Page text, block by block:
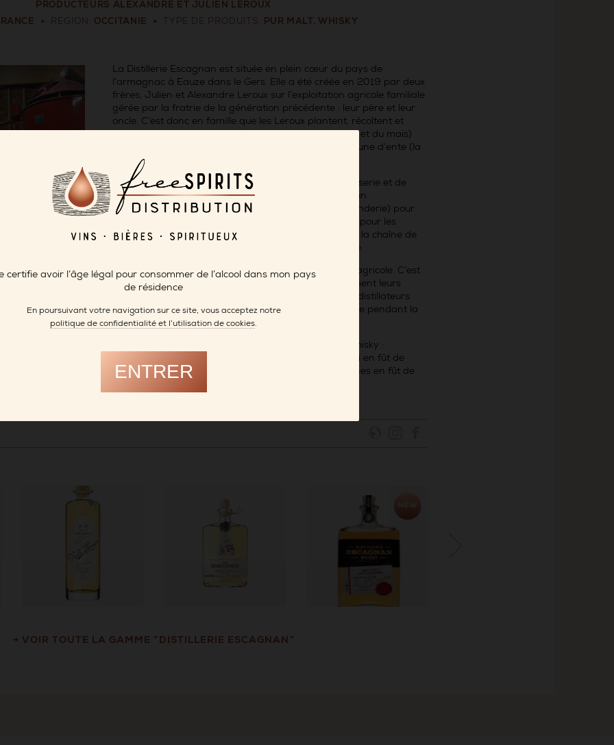
PRODUCTEURS ALEXANDRE ET JULIEN LEROUX
RÉGION OCCITANIE TYPE DE PRODUITS PUR MALT, WHISKY
La Distillerie Escagnan est située en plein cœur du pays de
l’armagnac à Eauze dans le Gers. Elle a été créée en 2019 par deux
frères, Julien et Alexandre Leroux sur l’exploitation agricole familiale
gérée par la fratrie de la génération précédente : leur père et leur
oncle. C’est donc en famille que les Leroux plantent, récoltent et
transforment leurs céréales (principalement de l’orge et du maïs)
mais aussi les fruits de leur verger, en particulier la prune d’ente (la
variété des fameux pruneaux d’Agen).
La Distillerie Escagnan est équipée de sa propre brasserie et de
deux alambics : Un antique Egrot & Grangé de 100l (un
chaudronnier parisien installé… rue de la Grande Truanderie) pour
les fruits et un alambic cognaçais Maresté de 2 500l) pour les
céréales. Ce qui leur permet de maîtriser la totalité de la chaîne de
production, de la céréale ou du fruit jusqu’à la bouteille.
La distillerie est installée en plein air, sous un hangar agricole. C’est
la raison pour laquelle les deux frères Leroux dénomment leurs
, en clin d’œil aux distillateurs
clandestins américains qui travaillaient au clair de lune pendant la
Prohibition.
En 2024, les frères Leroux ont dévoilé leur premier whisky :
Cavalcade. Un whisky vieilli en fût de bourbon puis fini en fût de
xérès avant d’être à nouveau patiné quelques semaines en fût de
→ VOIR TOUTE LA GAMME “DISTILLERIE ESCAGNAN”
certifie avoir l’âge légal pour consommer de l’alcool dans mon pays
de résidence
En poursuivant votre navigation sur ce site, vous acceptez notre
politique de confidentialité et l’utilisation de cookies.
ENTRER